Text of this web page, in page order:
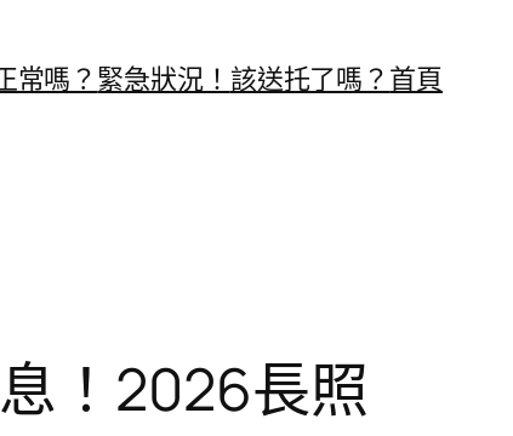
常嗎？緊急狀況！ 該送托了嗎？ 首頁
！2026長照